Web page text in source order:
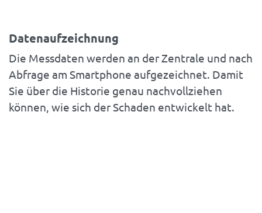
Datenaufzeichnung
Die Messdaten werden an der Zentrale und nach
Abfrage am Smartphone aufgezeichnet. Damit
Sie über die Historie genau nachvollziehen
können, wie sich der Schaden entwickelt hat.